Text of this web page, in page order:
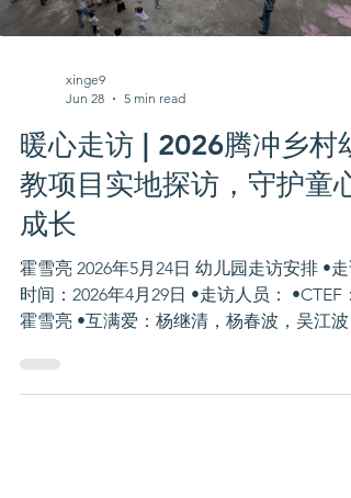
xinge9
Jun 28
5 min read
暖心走访 | 2026腾冲乡村幼
教项目实地探访，守护童心
成长
霍雪亮 2026年5月24日 幼儿园走访安排 •走
时间：2026年4月29日 •走访人员： •CTEF：
霍雪亮 •互满爱：杨继清，杨春波，吴江波 •
外幼儿园 •蒲川乡清河幼儿园 •蒲川乡中心校
幼儿园 •坝外早教活动中心 •走访目的 •参观